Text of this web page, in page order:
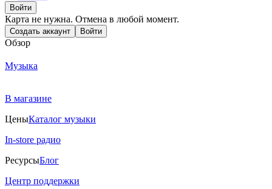
Войти
Карта не нужна. Отмена в любой момент.
Создать аккаунт Войти
Обзор
Музыка
В магазине
ЦеныКаталог музыки
In-store радио
РесурсыБлог
Центр поддержки